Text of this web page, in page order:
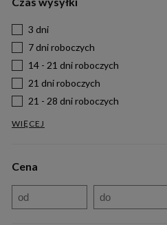
3 dni
7 dni roboczych
14 - 21 dni roboczych
21 dni roboczych
21 - 28 dni roboczych
WIĘCEJ
Cena